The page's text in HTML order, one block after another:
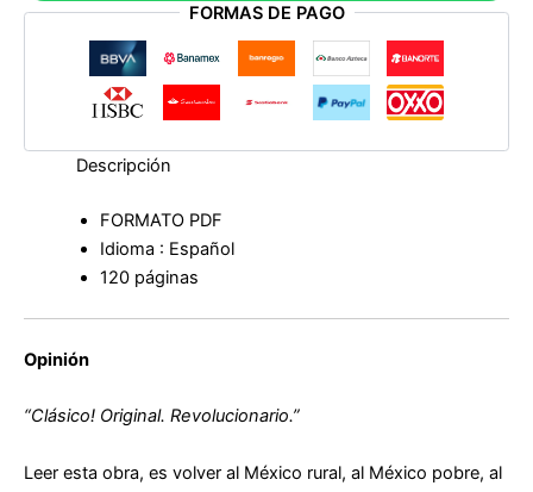
FORMAS DE PAGO
Descripción
FORMATO PDF
Idioma : Español
120 páginas
Opinión
“Clásico! Original. Revolucionario.”
Leer esta obra, es volver al México rural, al México pobre, al